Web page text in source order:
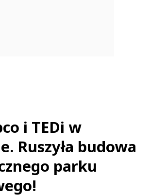
i TEDi w
Ruszyła budowa
parku